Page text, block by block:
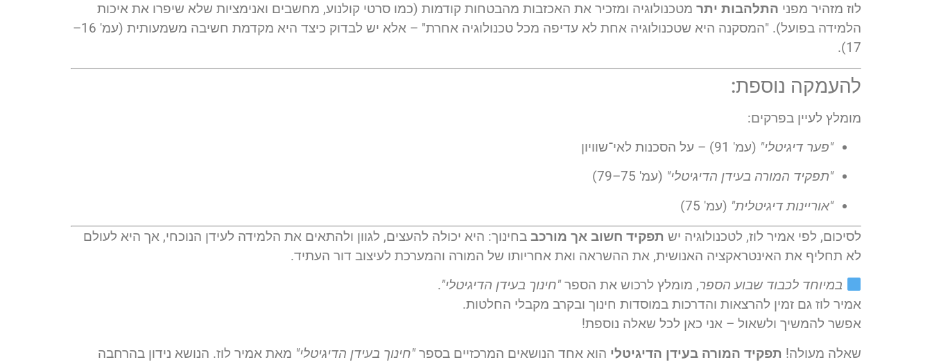
לוז מזהיר מפני התלהבות יתר מטכנולוגיה ומזכיר את האכזבות מהבטחות קודמות (כמו סרטי קולנוע, מחשבים ואנימציות שלא שיפרו את איכות
הלמידה בפועל). "המסקנה היא שטכנולוגיה אחת לא עדיפה מכל טכנולוגיה אחרת" – אלא יש לבדוק כיצד היא מקדמת חשיבה משמעותית (עמ' 16–
17).
להעמקה נוספת:
מומלץ לעיין בפרקים:
"פער דיגיטלי" (עמ' 91) – על הסכנות לאי־שוויון
"תפקיד המורה בעידן הדיגיטלי" (עמ' 75–79)
"אוריינות דיגיטלית" (עמ' 75)
לסיכום, לפי אמיר לוז, לטכנולוגיה יש תפקיד חשוב אך מורכב בחינוך: היא יכולה להעצים, לגוון ולהתאים את הלמידה לעידן הנוכחי, אך היא לעולם
לא תחליף את האינטראקציה האנושית, את ההשראה ואת אחריותו של המורה והמערכת לעיצוב דור העתיד.
במיוחד לכבוד שבוע הספר, מומלץ לרכוש את הספר"חינוך בעידן הדיגיטלי".
אמיר לוז גם זמין להרצאות והדרכות במוסדות חינוך ובקרב מקבלי החלטות.
אפשר להמשיך ולשאול – אני כאן לכל שאלה נוספת!
שאלה מעולה! תפקיד המורה בעידן הדיגיטלי הוא אחד הנושאים המרכזיים בספר"חינוך בעידן הדיגיטלי" מאת אמיר לוז. הנושא נידון בהרחבה